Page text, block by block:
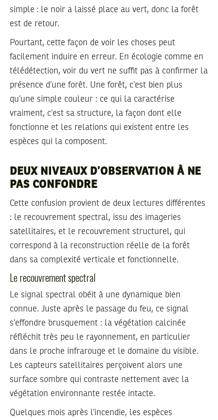
simple : le noir a laissé place au vert, donc la forêt
est de retour.
Pourtant, cette façon de voir les choses peut
facilement induire en erreur. En écologie comme en
télédétection, voir du vert ne suffit pas à confirmer la
présence d’une forêt. Une forêt, c’est bien plus
qu’une simple couleur : ce qui la caractérise
vraiment, c’est sa structure, la façon dont elle
fonctionne et les relations qui existent entre les
espèces qui la composent.
DEUX NIVEAUX D’OBSERVATION À NE
PAS CONFONDRE
Cette confusion provient de deux lectures différentes
: le recouvrement spectral, issu des imageries
satellitaires, et le recouvrement structurel, qui
correspond à la reconstruction réelle de la forêt
dans sa complexité verticale et fonctionnelle.
Le recouvrement spectral
Le signal spectral obéit à une dynamique bien
connue. Juste après le passage du feu, ce signal
s’effondre brusquement : la végétation calcinée
réfléchit très peu le rayonnement, en particulier
dans le proche infrarouge et le domaine du visible.
Les capteurs satellitaires perçoivent alors une
surface sombre qui contraste nettement avec la
végétation environnante restée intacte.
Quelques mois après l’incendie, les espèces